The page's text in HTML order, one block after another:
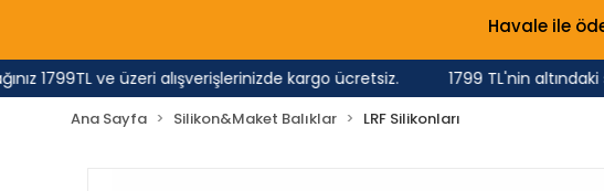
Havale ile
1799TL ve üzeri alışverişlerinizde kargo ücretsiz. 1799 TL'nin altındaki
Ana Sayfa Silikon&Maket Balıklar LRF Silikonları